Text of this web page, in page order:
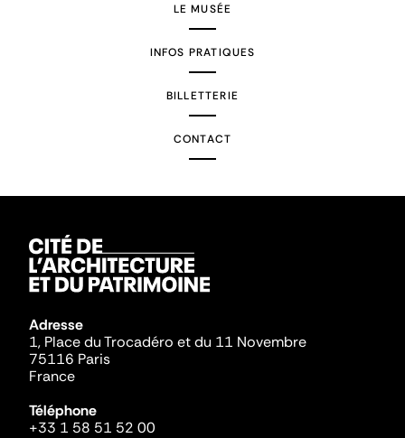
LE MUSÉE
INFOS PRATIQUES
BILLETTERIE
CONTACT
Adresse
1, Place du Trocadéro et du 11 Novembre
75116 Paris
France
Téléphone
+33 1 58 51 52 00